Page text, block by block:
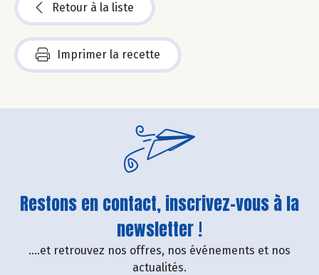
Retour à la liste
Imprimer la recette
Restons en contact, inscrivez-vous à la
newsletter !
....et retrouvez nos offres, nos événements et nos
actualités.